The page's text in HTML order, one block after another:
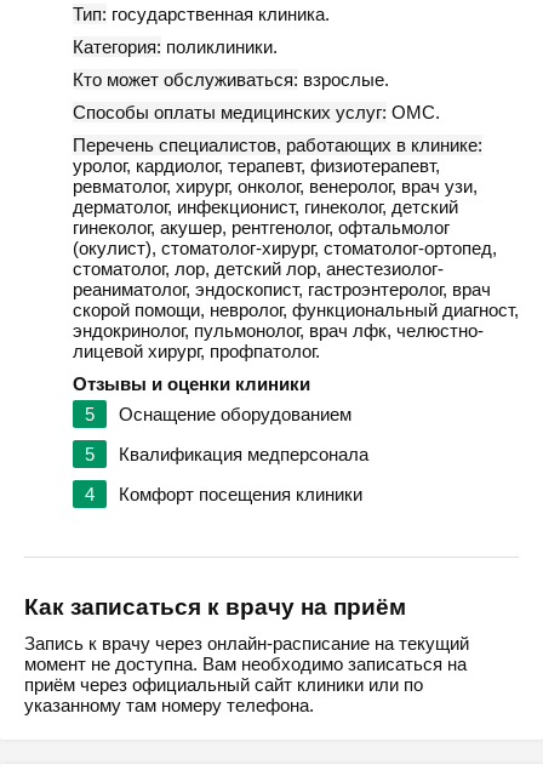
Тип: государственная клиника.
Категория: поликлиники.
Кто может обслуживаться: взрослые.
Способы оплаты медицинских услуг: ОМС.
Перечень специалистов, работающих в клинике:
уролог, кардиолог, терапевт, физиотерапевт,
ревматолог, хирург, онколог, венеролог, врач узи,
дерматолог, инфекционист, гинеколог, детский
гинеколог, акушер, рентгенолог, офтальмолог
(окулист), стоматолог-хирург, стоматолог-ортопед,
стоматолог, лор, детский лор, анестезиолог-
реаниматолог, эндоскопист, гастроэнтеролог, врач
скорой помощи, невролог, функциональный диагност,
эндокринолог, пульмонолог, врач лфк, челюстно-
лицевой хирург, профпатолог.
Отзывы и оценки клиники
5
Оснащение оборудованием
5
Квалификация медперсонала
4
Комфорт посещения клиники
Как записаться к врачу на приём
Запись к врачу через онлайн-расписание на текущий
момент не доступна. Вам необходимо записаться на
приём через официальный сайт клиники или по
указанному там номеру телефона.